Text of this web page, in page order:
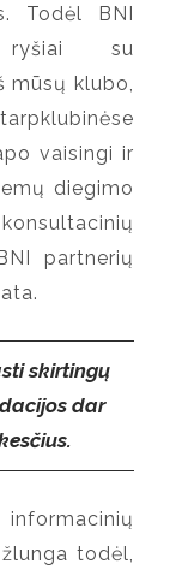
Todėl BNI
ryšiai su
mūsų klubo,
vaisingi ir
diegimo
partnerių
skirtingų
dar
todėl,